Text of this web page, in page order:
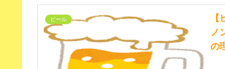
ビール
ノ
の